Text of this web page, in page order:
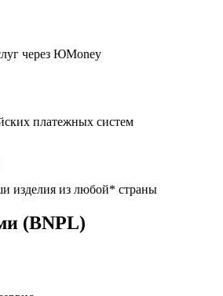
через ЮMoney
платежных систем
изделия из любой* страны
(BNPL)